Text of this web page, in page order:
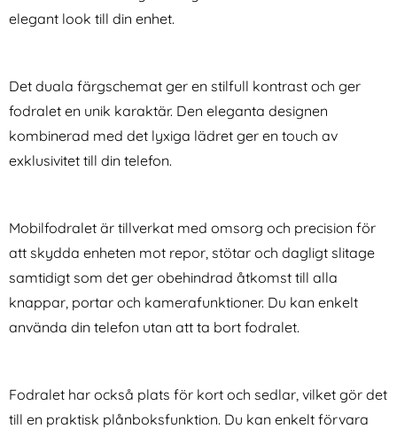
Fodral Dual-Color Brun
rea pris
124 krtidigare pris
124 kr
Tillgänglighet:
I lager
Köp
Edge 40 Pro 5G Skal Shockproof TPU Tonad Svart
rea pris
124 krtidigare pris
124 kr
Tillgänglighet:
I lager
Köp
IMAK Motorola Edge 40 Pro 5G
elegant look till din enhet.
Det duala färgschemat ger en stilfull kontrast och ger
fodralet en unik karaktär. Den eleganta designen
kombinerad med det lyxiga lädret ger en touch av
exklusivitet till din telefon.
Mobilfodralet är tillverkat med omsorg och precision för
att skydda enheten mot repor, stötar och dagligt slitage
samtidigt som det ger obehindrad åtkomst till alla
knappar, portar och kamerafunktioner. Du kan enkelt
använda din telefon utan att ta bort fodralet.
Fodralet har också plats för kort och sedlar, vilket gör det
till en praktisk plånboksfunktion. Du kan enkelt förvara